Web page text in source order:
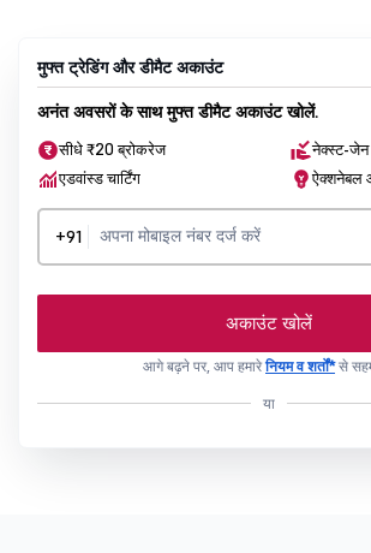
मुफ्त ट्रेडिंग और डीमैट अकाउंट
अनंत अवसरों के साथ मुफ्त डीमैट अकाउंट खोलें.
सीधे ₹20 ब्रोकरेज
नेक्स्ट-जेन
एडवांस्ड चार्टिंग
ऐक्शनेबल
+91
अकाउंट खोलें
आगे बढ़ने पर, आप हमारेनियम व शर्तों*से
या